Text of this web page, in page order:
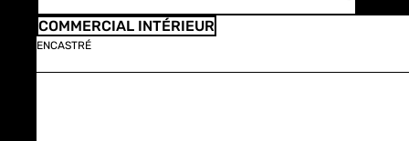
COMMERCIAL INTÉRIEUR
ENCASTRÉ